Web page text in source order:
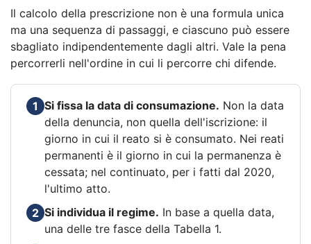
Il calcolo della prescrizione non è una formula unica
ma una sequenza di passaggi, e ciascuno può essere
sbagliato indipendentemente dagli altri. Vale la pena
percorrerli nell'ordine in cui li percorre chi difende.
1 Si fissa la data di consumazione. Non la data
della denuncia, non quella dell'iscrizione: il
giorno in cui il reato si è consumato. Nei reati
permanenti è il giorno in cui la permanenza è
cessata; nel continuato, per i fatti dal 2020,
l'ultimo atto.
2 Si individua il regime. In base a quella data,
una delle tre fasce della Tabella 1.